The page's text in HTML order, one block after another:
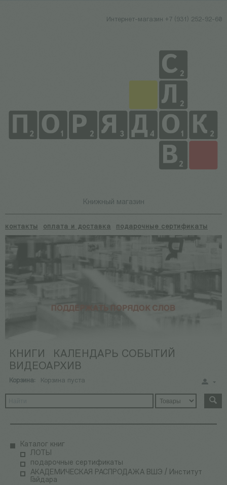
Интернет-магазин +7 (931) 252-92-60
Книжный магазин
контакты оплата и доставка подарочные сертификаты
КНИГИ
КАЛЕНДАРЬ СОБЫТИЙ
ВИДЕОАРХИВ
Корзина: Корзина пуста
Каталог книг
ЛОТЫ
подарочные сертификаты
АКАДЕМИЧЕСКАЯ РАСПРОДАЖА ВШЭ / Институт
Гайдара